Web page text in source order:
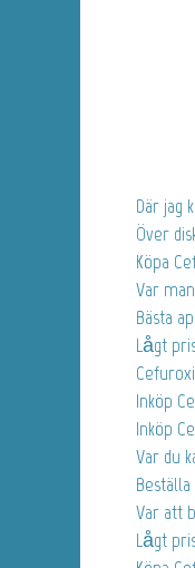
Där jag
Över
Köpa
Var
Bästa
Lågt
Inköp
Inköp
Var du
Var att
Lågt